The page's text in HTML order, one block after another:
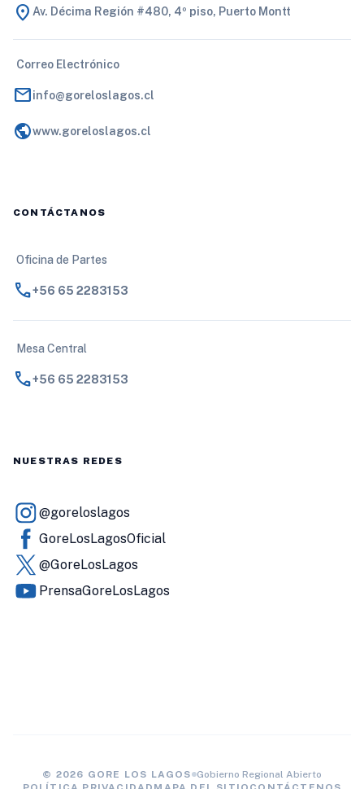
location_on Av. Décima Región #480, 4º piso, Puerto Montt
Correo Electrónico
mailinfo@goreloslagos.cl
publicwww.goreloslagos.cl
CONTÁCTANOS
Oficina de Partes
call+56 65 2283153
Mesa Central
call+56 65 2283153
NUESTRAS REDES
@goreloslagos
GoreLosLagosOficial
@GoreLosLagos
PrensaGoreLosLagos
© 2026 GORE LOS LAGOS Gobierno Regional Abierto